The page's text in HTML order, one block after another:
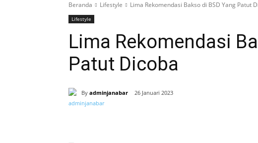
Beranda Lifestyle Lima Rekomendasi Bakso di BSD Yang Patut
Lifestyle
Lima Rekomendasi
Patut Dicoba
By adminjanabar 26 Januari 2023